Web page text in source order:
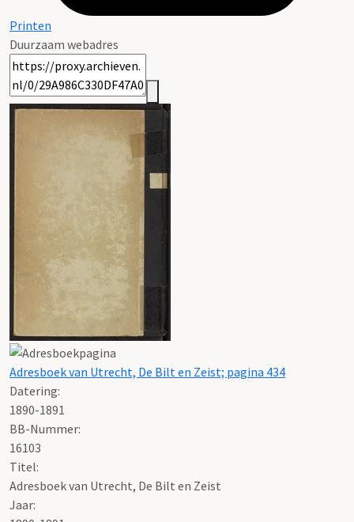
Printen
Duurzaam webadres
Adresboek van Utrecht, De Bilt en Zeist; pagina 434
Datering:
1890-1891
BB-Nummer:
16103
Titel:
Adresboek van Utrecht, De Bilt en Zeist
Jaar: